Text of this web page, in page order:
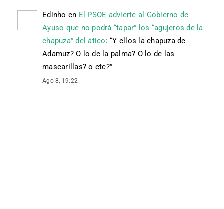
Edinho en El PSOE advierte al Gobierno de
Ayuso que no podrá “tapar” los “agujeros de la
chapuza” del ático: “Y ellos la chapuza de
Adamuz? O lo de la palma? O lo de las
mascarillas? o etc?”
Ago 8, 19:22